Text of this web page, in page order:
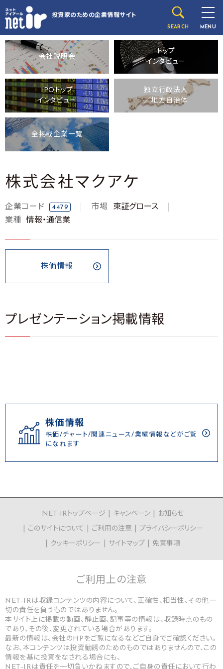
投資家のための企業情報サイト
SEARCH MENU
会社説明会
トップ
インタビュー
IPOトップ
インタビュー
独立行政法人
／地方自治体
全掲載企業一覧
株式会社マクアケ
企業コード 4479 市場
東証グロース
業種
情報・通信業
株価情報
プレゼンテーション掲載情報
株価情報
株価/チャート/関連ニュース/業績情報などがご覧
になれます
NET-IRトップページ キャンペーン
お知らせ
このサイトについて
ご利用の注意
プライバシーポリシー
クッキーポリシー
サイトマップ 免責事項
ご利用上の注意
NET-IRは収録コンテンツの内容について、正確性、相当性、その他一
切の責任を負うものではありません。
本サイト上に掲載の動画、静止画、記事等の情報は、収録時点のもの
であり、その後、変更されている場合があります。
最新の情報は、会社のHPをご覧になるなどご自身でご確認ください。
なお、本コンテンツは投資勧誘のためのものではありませんので、この
情報を基に投資をなされる場合にも、
NET-IRは責任を一切負いかねますので、ご自身の責任において行わ